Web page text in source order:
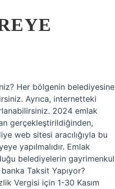
Her bölgenin belediyesine
Ayrıca, internetteki
2024 emlak
gerçekleştirildiğinden,
web sitesi aracılığıyla bu
yapılmalıdır. Emlak
belediyelerin gayrimenkul
Taksit Yapıyor?
Vergisi için 1-30 Kasım